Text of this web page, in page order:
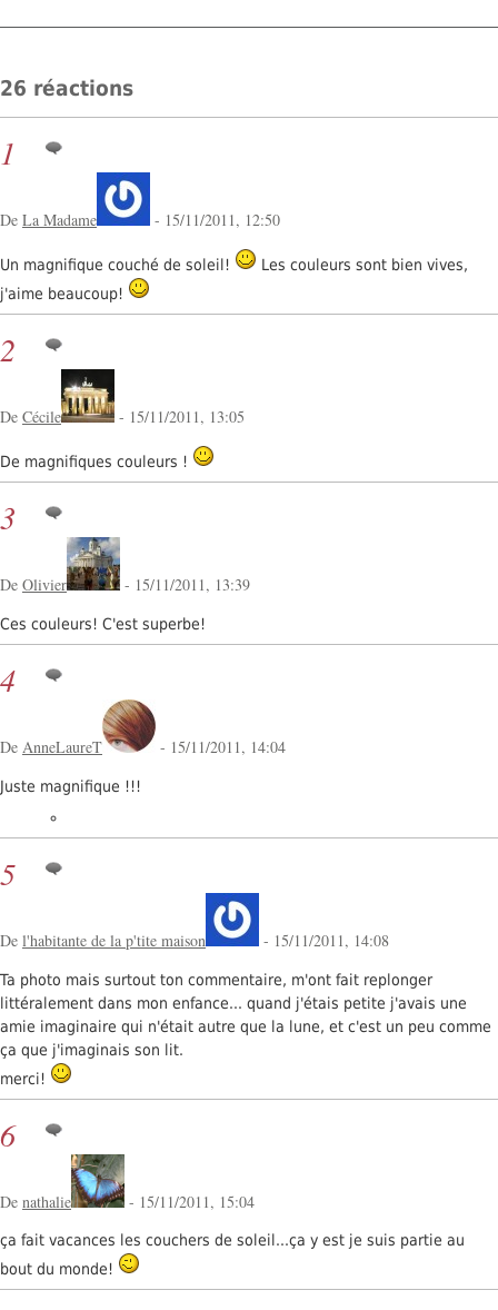
26 réactions
1
De La Madame - 15/11/2011, 12:50
Un magnifique couché de soleil!
Les couleurs sont bien vives,
j'aime beaucoup!
2
De Cécile - 15/11/2011, 13:05
De magnifiques couleurs !
3
De Olivier - 15/11/2011, 13:39
Ces couleurs! C'est superbe!
4
De AnneLaureT - 15/11/2011, 14:04
Juste magnifique !!!
5
De l'habitante de la p'tite maison - 15/11/2011, 14:08
Ta photo mais surtout ton commentaire, m'ont fait replonger
littéralement dans mon enfance... quand j'étais petite j'avais une
amie imaginaire qui n'était autre que la lune, et c'est un peu comme
ça que j'imaginais son lit.
merci!
6
De nathalie - 15/11/2011, 15:04
ça fait vacances les couchers de soleil...ça y est je suis partie au
bout du monde!